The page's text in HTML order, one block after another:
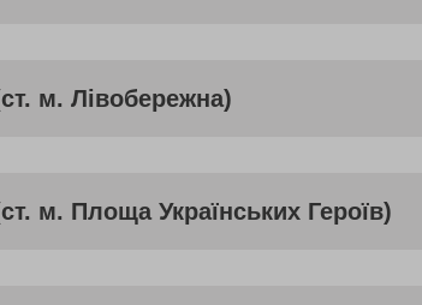
м. Лівобережна)
м. Площа Українських Героїв)